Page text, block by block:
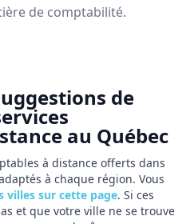
de comptabilité.
de
au Québec
à distance offerts dans
à chaque région. Vous
villes sur cette page. Si ces
et que votre ville ne se trouve